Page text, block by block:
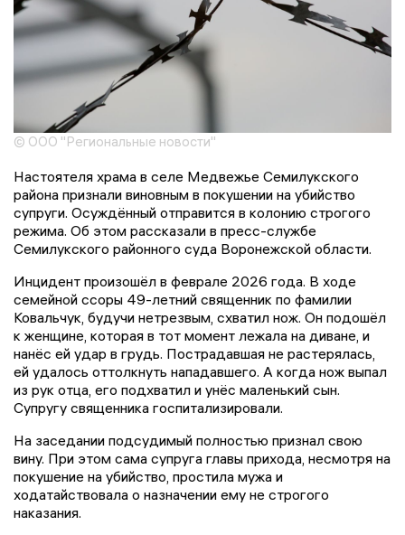
© ООО "Региональные новости"
Настоятеля храма в селе Медвежье Семилукского
района признали виновным в покушении на убийство
супруги. Осуждённый отправится в колонию строгого
режима. Об этом рассказали в пресс-службе
Семилукского районного суда Воронежской области.
Инцидент произошёл в феврале 2026 года. В ходе
семейной ссоры 49-летний священник по фамилии
Ковальчук, будучи нетрезвым, схватил нож. Он подошёл
к женщине, которая в тот момент лежала на диване, и
нанёс ей удар в грудь. Пострадавшая не растерялась,
ей удалось оттолкнуть нападавшего. А когда нож выпал
из рук отца, его подхватил и унёс маленький сын.
Супругу священника госпитализировали.
На заседании подсудимый полностью признал свою
вину. При этом сама супруга главы прихода, несмотря на
покушение на убийство, простила мужа и
ходатайствовала о назначении ему не строгого
наказания.